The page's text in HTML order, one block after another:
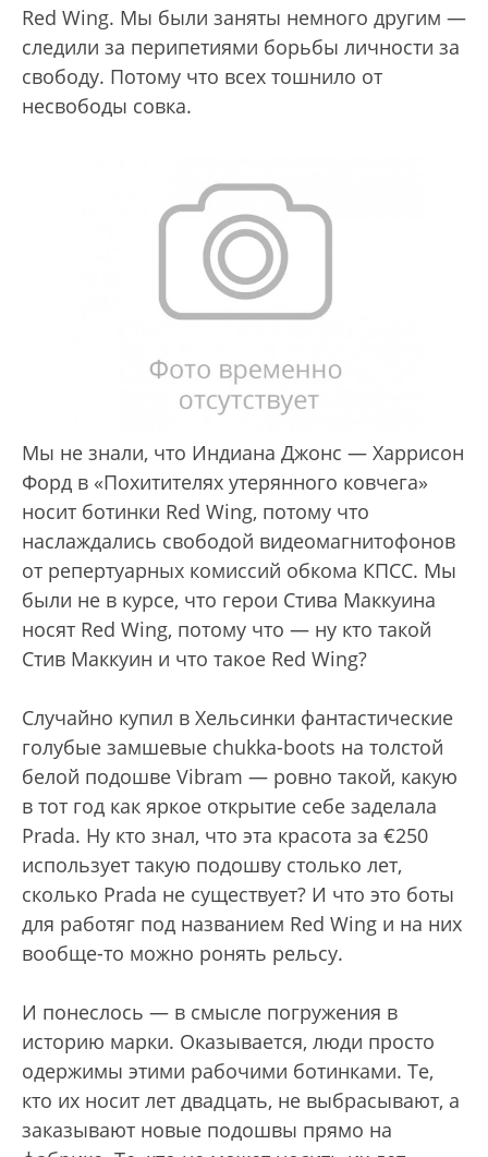
Red Wing. Мы были заняты немного другим —
следили за перипетиями борьбы личности за
свободу. Потому что всех тошнило от
несвободы совка.
Мы не знали, что Индиана Джонс — Харрисон
Форд в «Похитителях утерянного ковчега»
носит ботинки Red Wing, потому что
наслаждались свободой видеомагнитофонов
от репертуарных комиссий обкома КПСС. Мы
были не в курсе, что герои Стива Маккуина
носят Red Wing, потому что — ну кто такой
Стив Маккуин и что такое Red Wing?
Случайно купил в Хельсинки фантастические
голубые замшевые chukka-boots на толстой
белой подошве Vibram — ровно такой, какую
в тот год как яркое открытие себе заделала
Prada. Ну кто знал, что эта красота за €250
использует такую подошву столько лет,
сколько Prada не существует? И что это боты
для работяг под названием Red Wing и на них
вообще-то можно ронять рельсу.
И понеслось — в смысле погружения в
историю марки. Оказывается, люди просто
одержимы этими рабочими ботинками. Те,
кто их носит лет двадцать, не выбрасывают, а
заказывают новые подошвы прямо на